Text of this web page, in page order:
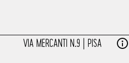
VIA MERCANTI N.9 | PISA